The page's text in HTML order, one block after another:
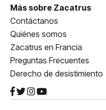
Más sobre Zacatrus
Contáctanos
Quiénes somos
Zacatrus en Francia
Preguntas Frecuentes
Derecho de desistimiento